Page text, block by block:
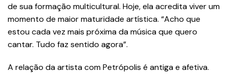
de sua formação multicultural. Hoje, ela acredita viver um
momento de maior maturidade artística. “Acho que
estou cada vez mais próxima da música que quero
cantar. Tudo faz sentido agora”.
A relação da artista com Petrópolis é antiga e afetiva.